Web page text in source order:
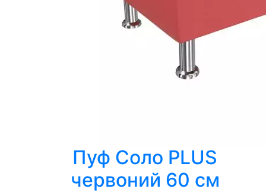
Пуф Соло PLUS
червоний 60 см